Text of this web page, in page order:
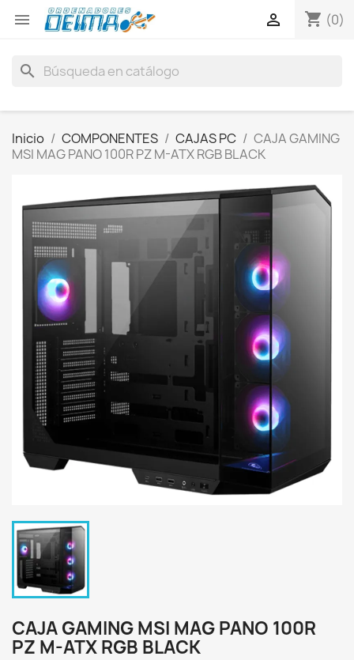
 shopping_cart (0)

search
Inicio COMPONENTES CAJAS PC
CAJA GAMING
MSI MAG PANO 100R PZ M-ATX RGB BLACK
CAJA GAMING MSI MAG PANO 100R
PZ M-ATX RGB BLACK